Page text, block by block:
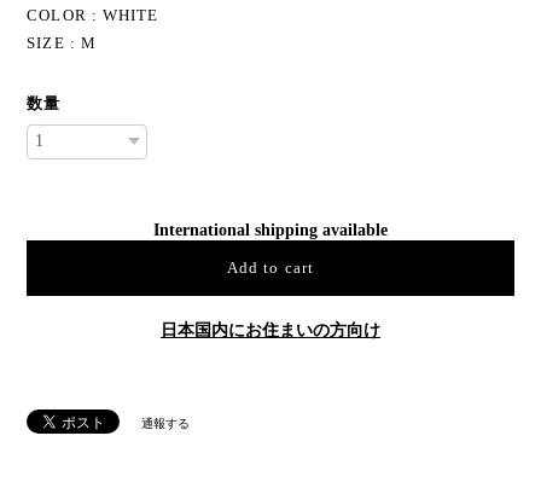
COLOR : WHITE
SIZE : M
数量
International shipping available
Add to cart
日本国内にお住まいの方向け
通報する